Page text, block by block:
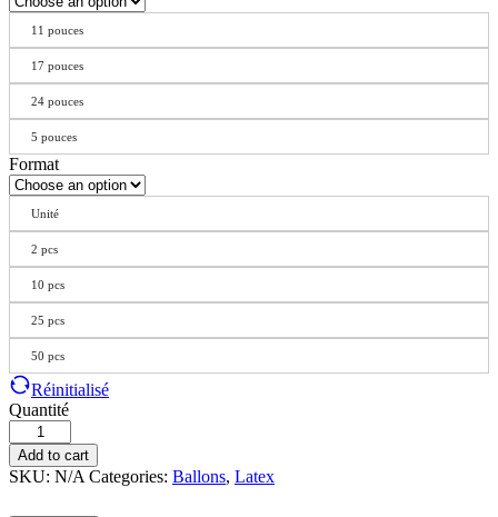
11 pouces
17 pouces
24 pouces
5 pouces
Format
Unité
2 pcs
10 pcs
25 pcs
50 pcs
Réinitialisé
Quantité
Add to cart
SKU: N/A Categories: Ballons, Latex